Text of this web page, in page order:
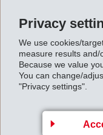
Privacy
We use cookies/
measure results and/
Because we value
You can change/
"Privacy settings".
vertagt.
Das Bundesstrafgericht
Fabrikations- und
bisher gewährte
Das gesamte Verfahren